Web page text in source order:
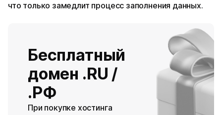
что только замедлит процесс заполнения данных.
Бесплатный
домен .RU /
.РФ
При покупке хостинга